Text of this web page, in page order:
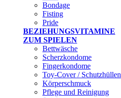
Bondage
Fisting
Pride
BEZIEHUNGSVITAMINE
ZUM SPIELEN
Bettwäsche
Scherzkondome
Fingerkondome
Toy-Cover / Schutzhüllen
Körperschmuck
Pflege und Reinigung